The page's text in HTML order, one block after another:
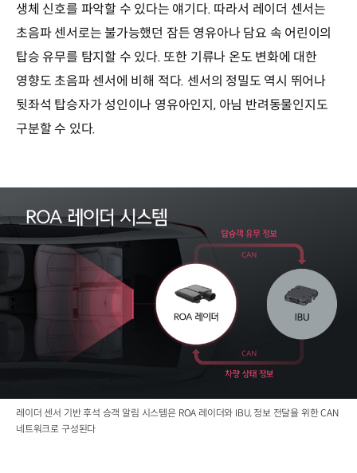
생체 신호를 파악할 수 있다는 얘기다. 따라서 레이더 센서는
초음파 센서로는 불가능했던 잠든 영유아나 담요 속 어린이의
탑승 유무를 탐지할 수 있다. 또한 기류나 온도 변화에 대한
영향도 초음파 센서에 비해 적다. 센서의 정밀도 역시 뛰어나
뒷좌석 탑승자가 성인이나 영유아인지, 아님 반려동물인지도
구분할 수 있다.
레이더 센서 기반 후석 승객 알림 시스템은 ROA 레이더와 IBU, 정보 전달을 위한 CAN
네트워크로 구성된다